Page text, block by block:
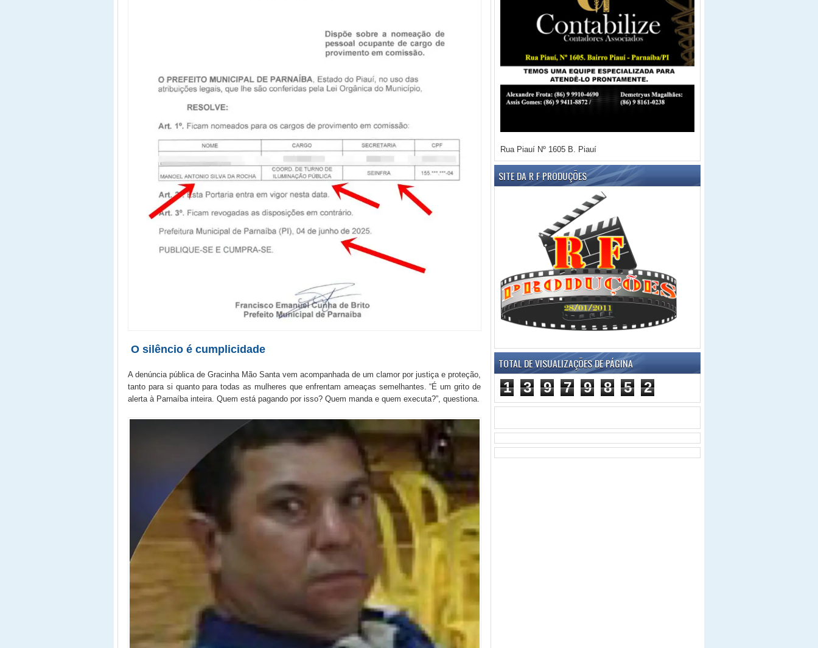
O silêncio é cumplicidade
A denúncia pública de Gracinha Mão Santa vem acompanhada de um clamor por justiça e proteção,
tanto para si quanto para todas as mulheres que enfrentam ameaças semelhantes. “É um grito de
alerta à Parnaíba inteira. Quem está pagando por isso? Quem manda e quem executa?”, questiona.
Rua Piauí Nº 1605 B. Piauí
SITE DA R F PRODUÇÕES
TOTAL DE VISUALIZAÇÕES DE PÁGINA
1 3 9 7 9 8 5 2